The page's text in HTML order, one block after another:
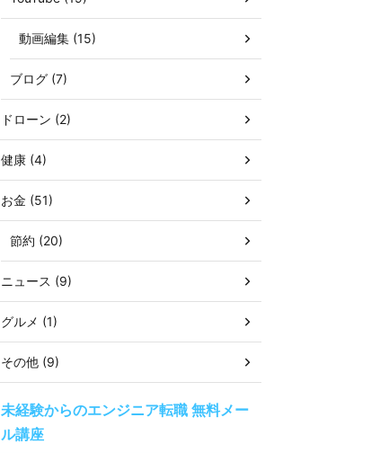
動画編集 (15)
ブログ (7)
ドローン (2)
健康 (4)
お金 (51)
節約 (20)
ニュース (9)
グルメ (1)
その他 (9)
未経験からのエンジニア転職 無料メー
ル講座